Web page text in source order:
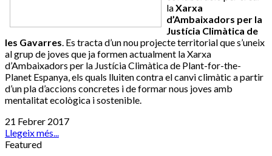
laXarxa
d’Ambaixadors per la
Justícia Climàtica de
les Gavarres. Es tracta d’un nou projecte territorial que s’uneix
al grup de joves que ja formen actualment la Xarxa
d’Ambaixadors per la Justícia Climàtica de Plant-for-the-
Planet Espanya, els quals lluiten contra el canvi climàtic a partir
d’un pla d’accions concretes i de formar nous joves amb
mentalitat ecològica i sostenible.
21 Febrer 2017
Llegeix més...
Featured